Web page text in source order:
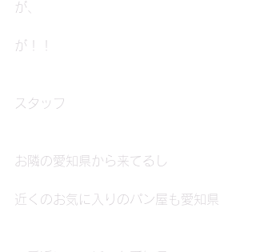
が、
が！！
スタッフ
お隣の愛知県から来てるし
近くのお気に入りのパン屋も愛知県